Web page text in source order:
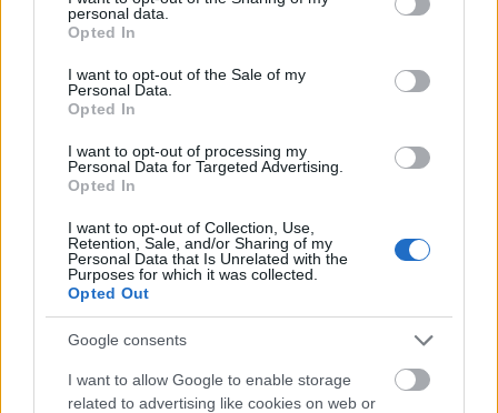
grant or deny consent to Google and its third-party tags to
use your data for below specified purposes in below Google
consent section.
personal data.
Opted In
I want to opt-out of the Sale of my
Personal Data.
Opted In
I want to opt-out of processing my
Personal Data for Targeted Advertising.
Opted In
I want to opt-out of Collection, Use,
Retention, Sale, and/or Sharing of my
Personal Data that Is Unrelated with the
Purposes for which it was collected.
Opted Out
Google consents
I want to allow Google to enable storage
related to advertising like cookies on web or
Harmadik Birodalom vs. Szovjetunió
A Katyusa meg a többiek
Publikus Team• 2025. augusztus 04.
Az 1945. április 16-19. között vívott Seelow-
magaslati (Seelower Höhen) csata az utolsó szovjet
offenzíva, amely Berlin bekerítéséhez, a náci ...